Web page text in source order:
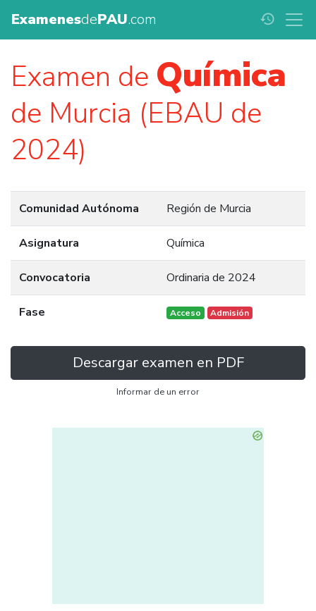
ExamenesdePAU.com history
Examen de Química
de Murcia (EBAU de
2024)
Comunidad Autónoma Región de Murcia
Asignatura Química
Convocatoria Ordinaria de 2024
Fase Acceso Admisión
Descargar examen en PDF
Informar de un error